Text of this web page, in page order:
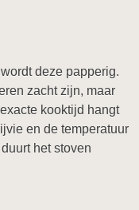
deze papperig.
zacht zijn, maar
kooktijd hangt
en de temperatuur
het stoven